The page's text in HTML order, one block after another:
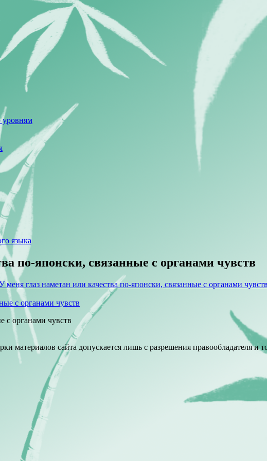
уровням
языка
по-японски, связанные с органами чувств
меня глаз наметан или качества по-японски, связанные с органами чувств
с органами чувств
материалов сайта допускается лишь с разрешения правообладателя и